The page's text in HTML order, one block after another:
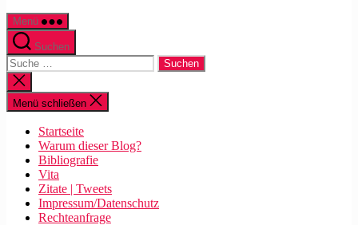
Menü
Suchen
Suche
nach:
Suche
schließen
Menü schließen
Startseite
Warum dieser Blog?
Bibliografie
Vita
Zitate | Tweets
Impressum/Datenschutz
Rechteanfrage